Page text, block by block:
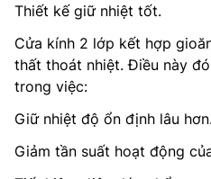
Thiết kế giữ nhiệt tốt.
Cửa kính 2 lớp kết hợp
thất thoát nhiệt. Điều này
trong việc:
Giữ nhiệt độ ổn định lâu hơn.
Giảm tần suất hoạt động